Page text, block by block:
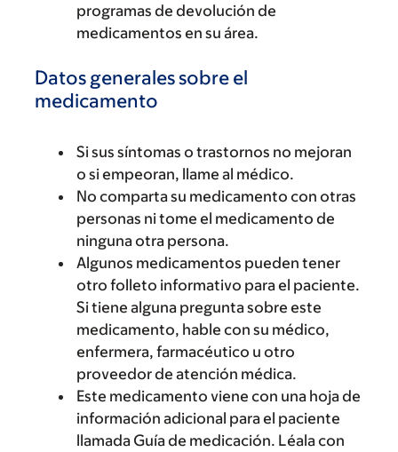
programas de devolución de
medicamentos en su área.
Datos generales sobre el
medicamento
Si sus síntomas o trastornos no mejoran
o si empeoran, llame al médico.
No comparta su medicamento con otras
personas ni tome el medicamento de
ninguna otra persona.
Algunos medicamentos pueden tener
otro folleto informativo para el paciente.
Si tiene alguna pregunta sobre este
medicamento, hable con su médico,
enfermera, farmacéutico u otro
proveedor de atención médica.
Este medicamento viene con una hoja de
información adicional para el paciente
llamada Guía de medicación. Léala con